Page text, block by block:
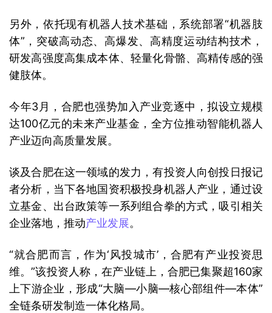
另外，依托现有机器人技术基础，系统部署“机器肢
体”，突破高动态、高爆发、高精度运动结构技术，
研发高强度高集成本体、轻量化骨骼、高精传感的强
健肢体。
今年3月，合肥也强势加入产业竞逐中，拟设立规模
达100亿元的未来产业基金，全方位推动智能机器人
产业迈向高质量发展。
谈及合肥在这一领域的发力，有投资人向创投日报记
者分析，当下各地国资积极投身机器人产业，通过设
立基金、出台政策等一系列组合拳的方式，吸引相关
企业落地，推动产业发展。
“就合肥而言，作为‘风投城市’，合肥有产业投资思
维。”该投资人称，在产业链上，合肥已集聚超160家
上下游企业，形成“大脑—小脑—核心部组件—本体”
全链条研发制造一体化格局。